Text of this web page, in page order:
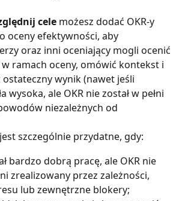
cele możesz dodać OKR-y
oceny efektywności, aby
oraz inni oceniający mogli ocenić
ramach oceny, omówić kontekst i
wynik (nawet jeśli
wysoka, ale OKR nie został w pełni
niezależnych od
szczególnie przydatne, gdy:
bardzo dobrą pracę, ale OKR nie
zrealizowany przez zależności,
lub zewnętrzne blokery;